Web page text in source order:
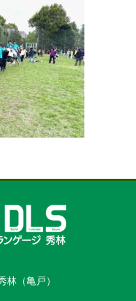
パス
（亀戸）